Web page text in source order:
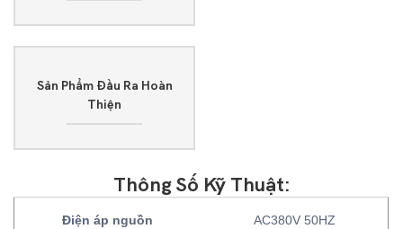
Sản Phẩm Đầu Ra Hoàn
Thiện
Thông Số Kỹ Thuật:
Điện áp nguồn AC380V 50HZ